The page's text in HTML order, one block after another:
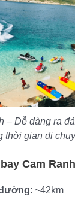
– Dễ dàng ra
thời gian di
Cam Ranh
: ~42km